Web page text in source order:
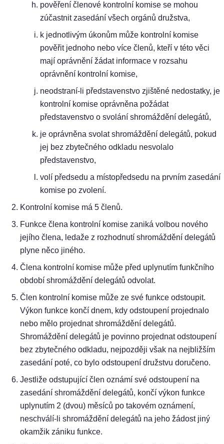
pověření členové kontrolní komise se mohou
zúčastnit zasedání všech orgánů družstva,
k jednotlivým úkonům může kontrolní komise
pověřit jednoho nebo více členů, kteří v této věci
mají oprávnění žádat informace v rozsahu
oprávnění kontrolní komise,
neodstraní-li představenstvo zjištěné nedostatky, je
kontrolní komise oprávněna požádat
představenstvo o svolání shromáždění delegátů,
je oprávněna svolat shromáždění delegátů, pokud
jej bez zbytečného odkladu nesvolalo
představenstvo,
volí předsedu a místopředsedu na prvním zasedání
komise po zvolení.
Kontrolní komise má 5 členů.
Funkce člena kontrolní komise zaniká volbou nového
jejího člena, ledaže z rozhodnutí shromáždění delegátů
plyne něco jiného.
Člena kontrolní komise může před uplynutím funkčního
období shromáždění delegátů odvolat.
Člen kontrolní komise může ze své funkce odstoupit.
Výkon funkce končí dnem, kdy odstoupení projednalo
nebo mělo projednat shromáždění delegátů.
Shromáždění delegátů je povinno projednat odstoupení
bez zbytečného odkladu, nejpozději však na nejbližším
zasedání poté, co bylo odstoupení družstvu doručeno.
Jestliže odstupující člen oznámí své odstoupení na
zasedání shromáždění delegátů, končí výkon funkce
uplynutím 2 (dvou) měsíců po takovém oznámení,
neschválí-li shromáždění delegátů na jeho žádost jiný
okamžik zániku funkce.